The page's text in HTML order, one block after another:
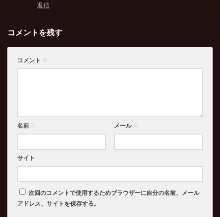
返信
コメントを残す
コメント ※
名前 ※ メール ※
サイト
次回のコメントで使用するためブラウザーに自分の名前、メール
アドレス、サイトを保存する。